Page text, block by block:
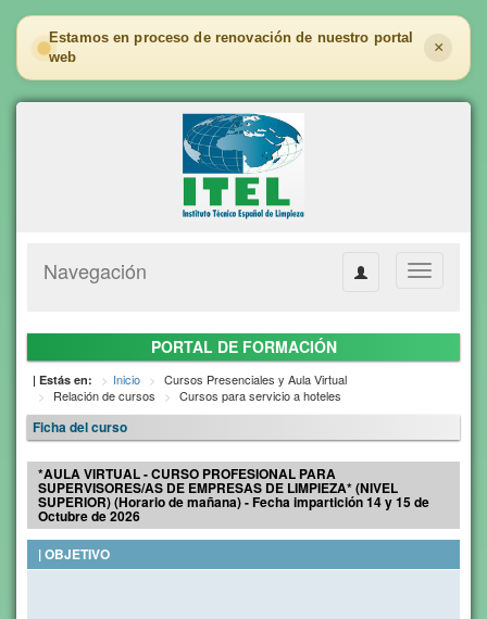
Estamos en proceso de renovación de nuestro portal
web
×
Toggle
Navegación
PORTAL DE FORMACIÓN
| Estás en: Inicio
Cursos Presenciales y Aula Virtual
Relación de cursos
Cursos para servicio a hoteles
Ficha del curso
*AULA VIRTUAL - CURSO PROFESIONAL PARA
SUPERVISORES/AS DE EMPRESAS DE LIMPIEZA* (NIVEL
SUPERIOR) (Horario de mañana) - Fecha impartición 14 y 15 de
Octubre de 2026
| OBJETIVO